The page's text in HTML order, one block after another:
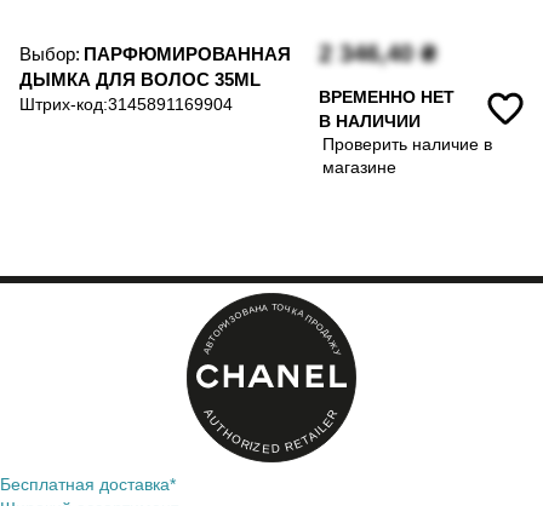
Выбор: ПАРФЮМИРОВАННАЯ
ДЫМКА ДЛЯ ВОЛОС 35ML
Штрих-код:3145891169904
2 346,40₴
ВРЕМЕННО НЕТ
В НАЛИЧИИ
Проверить наличие в
магазине
A
UTHORIZED RETAI
LER
А
В
Т
ОРИЗОВАНА ТОЧКАПРО
ДА
Ж
У
Бесплатная доставка*